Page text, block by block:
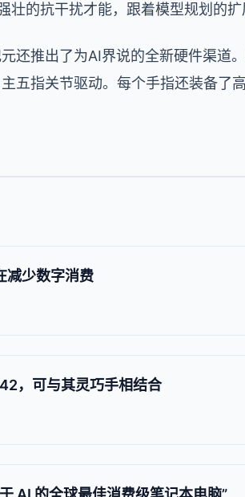
的抗干扰才能，跟着模型规划的扩
还推出了为AI界说的全新硬件渠道
五指关节驱动。每个手指还装备了
减少数字消费
，可与其灵巧手相结合